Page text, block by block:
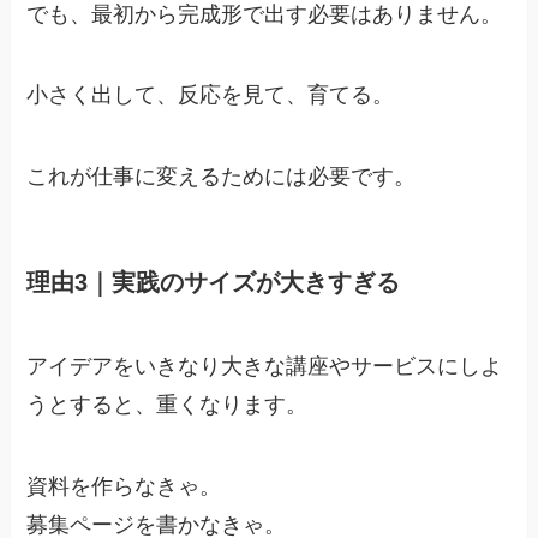
でも、最初から完成形で出す必要はありません。
小さく出して、反応を見て、育てる。
これが仕事に変えるためには必要です。
理由3｜実践のサイズが大きすぎる
アイデアをいきなり大きな講座やサービスにしよ
うとすると、重くなります。
資料を作らなきゃ。
募集ページを書かなきゃ。